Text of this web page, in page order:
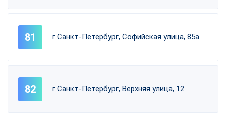
г.Санкт-Петербург, Софийская улица, 85а
г.Санкт-Петербург, Верхняя улица, 12